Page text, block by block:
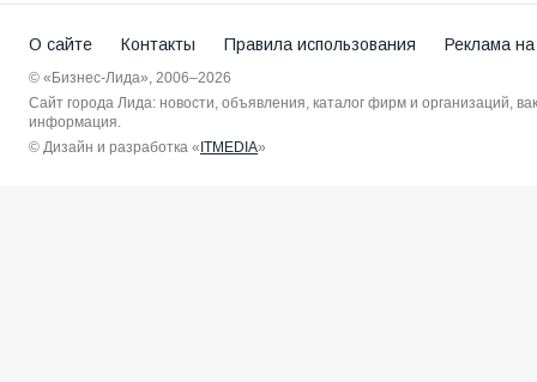
О сайте Контакты Правила использования Реклама
© «Бизнес-Лида», 2006–2026
Сайт города Лида: новости, объявления, каталог фирм и организаций,
информация.
© Дизайн и разработка «ITMEDIA»